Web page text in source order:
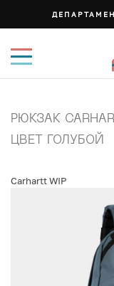
РЮКЗАК
ЦВЕТ ГОЛУБОЙ
Carhartt WIP